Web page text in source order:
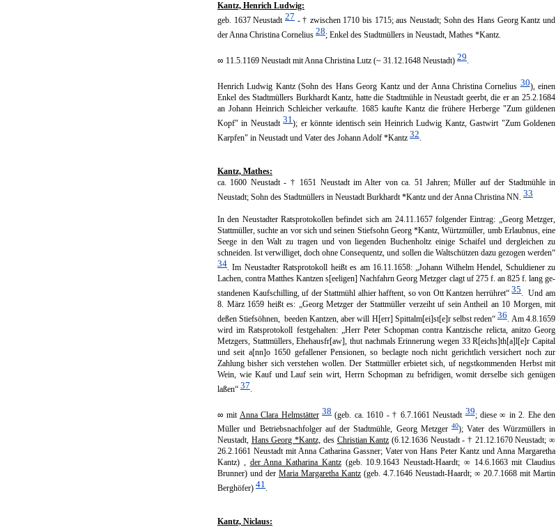
Kantz, Henrich Ludwig:
geb. 1637 Neustadt 27 - † zwischen 1710 bis 1715; aus Neustadt; Sohn des Hans Georg Kantz und
der Anna Christina Cornelius 28; Enkel des Stadtmüllers in Neustadt, Mathes *Kantz.
∞ 11.5.1169 Neustadt mit Anna Christina Lutz (~ 31.12.1648 Neustadt) 29.
Henrich Ludwig Kantz (Sohn des Hans Georg Kantz und der Anna Christina Cornelius30), einen
Enkel des Stadtmüllers Burkhardt Kantz, hatte die Stadtmühle in Neustadt geerbt, die er an 25.2.1684
an Johann Heinrich Schleicher verkaufte. 1685 kaufte Kantz die frühere Herberge "Zum güldenen
Kopf" in Neustadt31); er könnte identisch sein Heinrich Ludwig Kantz, Gastwirt "Zum Goldenen
Karpfen" in Neustadt und Vater des Johann Adolf *Kantz 32.
Kantz, Mathes:
ca. 1600 Neustadt - † 1651 Neustadt im Alter von ca. 51 Jahren; Müller auf der Stadtmühle in
Neustadt; Sohn des Stadtmüllers in Neustadt Burkhardt *Kantz und der Anna Christina NN. 33
In den Neustadter Ratsprotokollen befindet sich am 24.11.1657 folgender Ein­trag: „Georg Metzger,
Stattmüller, suchte an vor sich und seinen Stiefsohn Georg *Kantz, Würtzmüller, umb Erlaubnus, eine
Seege in den Walt zu tragen und von liegenden Buchenholtz einige Schaifel und dergleichen zu
schneiden. Ist verwilliget, doch ohne Con­sequentz, und sollen die Waltschützen dazu gezogen werden“
34. Im Neustadter Ratsprotokoll heißt es am 16.11.1658: „Johann Wil­helm Hendel, Schuldiener zu
Lachen, contra Matthes Kantzen s[eeligen] Nachfahrn Georg Metzger clagt uf 275 f. an 825 f. lang ge­
standenen Kaufschilling, uf der Stattmühl alhier haff­tent, so von Ott Kantzen herrühret“35. Und am
8. März 1659 heißt es: „Ge­org Metzger der Stattmüller verzeiht uf sein Antheil an 10 Morgen, mit
deßen Stiefsöhnen, beeden Kantzen, aber will H[err] Spit­talm[ei]st[e]r selbst reden“36. Am 4.8.1659
wird im Ratsprotokoll festgehalten: „Herr Peter Schopman contra Kantzische relicta, anitzo Georg
Metzgers, Stattmüllers, Ehehausfr[aw], thut nachmals Erinnerung wegen 33 R[eichs]th[a]l[e]r Capital
und seit a[nn]o 1650 gefallener Pensionen, so beclagte noch nicht ge­richtlich versichert noch zur
Zahlung bisher sich verstehen wollen. Der Statt­müller erbietet sich, uf negstkommenden Herbst mit
Wein, wie Kauf und Lauf sein wirt, Herrn Schopman zu befridigen, womit der­selbe sich genügen
laßen“ 37.
∞mit Anna Clara Helmstätter 38 (geb. ca. 1610 - † 6.7.1661 Neustadt39; diese ∞ in 2. Ehe den
Müller und Betriebsnachfolger auf der Stadtmühle, Georg Metzger 40); Vater des Würzmüllers in
Neustadt, Hans Georg *Kantz, des Christian Kantz (6.12.1636 Neu­stadt - † 21.12.1670 Neustadt; ∞
26.2.1661 Neustadt mit Anna Catharina Gassner; Vater von Hans Peter Kantz und Anna Margaretha
Kantz) , der Anna Katharina Kantz(geb. 10.9.1643 Neustadt-Haardt; ∞ 14.6.1663 mit Claudius
Brunner) und der Maria Margaretha Kantz (geb. 4.7.1646 Neustadt-Haardt; ∞ 20.7.1668 mit Martin
Berghöfer) 41.
Kantz, Niclaus: